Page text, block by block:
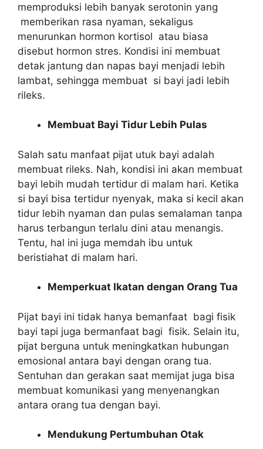
memproduksi lebih banyak serotonin yang
memberikan rasa nyaman, sekaligus
menurunkan hormon kortisol atau biasa
disebut hormon stres. Kondisi ini membuat
detak jantung dan napas bayi menjadi lebih
lambat, sehingga membuat si bayi jadi lebih
rileks.
Membuat Bayi Tidur Lebih Pulas
Salah satu manfaat pijat utuk bayi adalah
membuat rileks. Nah, kondisi ini akan membuat
bayi lebih mudah tertidur di malam hari. Ketika
si bayi bisa tertidur nyenyak, maka si kecil akan
tidur lebih nyaman dan pulas semalaman tanpa
harus terbangun terlalu dini atau menangis.
Tentu, hal ini juga memdah ibu untuk
beristiahat di malam hari.
Memperkuat Ikatan dengan Orang Tua
Pijat bayi ini tidak hanya bemanfaat bagi fisik
bayi tapi juga bermanfaat bagi fisik. Selain itu,
pijat berguna untuk meningkatkan hubungan
emosional antara bayi dengan orang tua.
Sentuhan dan gerakan saat memijat juga bisa
membuat komunikasi yang menyenangkan
antara orang tua dengan bayi.
Mendukung Pertumbuhan Otak